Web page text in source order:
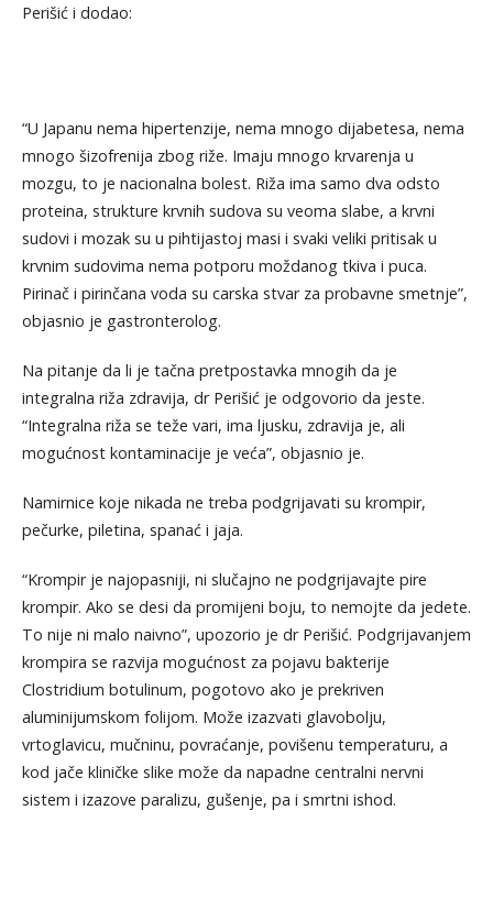
Perišić i dodao:
“U Japanu nema hipertenzije, nema mnogo dijabetesa, nema
mnogo šizofrenija zbog riže. Imaju mnogo krvarenja u
mozgu, to je nacionalna bolest. Riža ima samo dva odsto
proteina, strukture krvnih sudova su veoma slabe, a krvni
sudovi i mozak su u pihtijastoj masi i svaki veliki pritisak u
krvnim sudovima nema potporu moždanog tkiva i puca.
Pirinač i pirinčana voda su carska stvar za probavne smetnje”,
objasnio je gastronterolog.
Na pitanje da li je tačna pretpostavka mnogih da je
integralna riža zdravija, dr Perišić je odgovorio da jeste.
“Integralna riža se teže vari, ima ljusku, zdravija je, ali
mogućnost kontaminacije je veća”, objasnio je.
Namirnice koje nikada ne treba podgrijavati su krompir,
pečurke, piletina, spanać i jaja.
“Krompir je najopasniji, ni slučajno ne podgrijavajte pire
krompir. Ako se desi da promijeni boju, to nemojte da jedete.
To nije ni malo naivno”, upozorio je dr Perišić. Podgrijavanjem
krompira se razvija mogućnost za pojavu bakterije
Clostridium botulinum, pogotovo ako je prekriven
aluminijumskom folijom. Može izazvati glavobolju,
vrtoglavicu, mučninu, povraćanje, povišenu temperaturu, a
kod jače kliničke slike može da napadne centralni nervni
sistem i izazove paralizu, gušenje, pa i smrtni ishod.